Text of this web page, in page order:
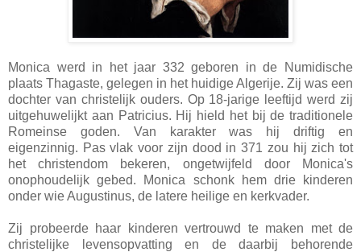
Monica werd in het jaar 332 geboren in de Numidische
plaats Thagaste, gelegen in het huidige Algerije. Zij was een
dochter van christelijk ouders. Op 18-jarige leeftijd werd zij
uitgehuwelijkt aan Patricius. Hij hield het bij de traditionele
Romeinse goden. Van karakter was hij driftig en
eigenzinnig. Pas vlak voor zijn dood in 371 zou hij zich tot
het christendom bekeren, ongetwijfeld door Monica's
onophoudelijk gebed. Monica schonk hem drie kinderen
onder wie Augustinus, de latere heilige en kerkvader.
Zij probeerde haar kinderen vertrouwd te maken met de
christelijke levensopvatting en de daarbij behorende